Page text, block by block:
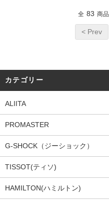
全 83 商品
< Prev
カテゴリー
ALIITA
PROMASTER
G-SHOCK（ジーショック）
TISSOT(ティソ)
HAMILTON(ハミルトン)